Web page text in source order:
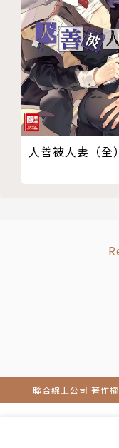
人善被人妻（全）
聯合線上公司 著作